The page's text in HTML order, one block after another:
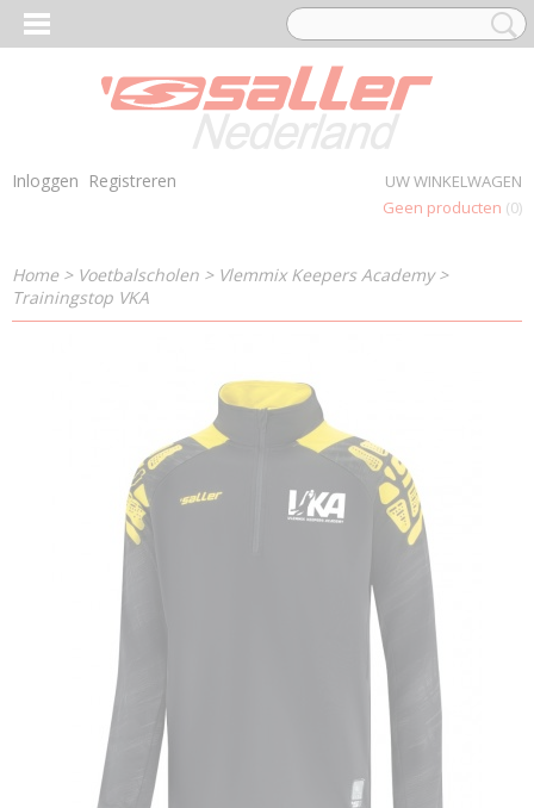
Inloggen Registreren
UW WINKELWAGEN
Geen producten (0)
Home> Voetbalscholen > Vlemmix Keepers Academy>
Trainingstop VKA